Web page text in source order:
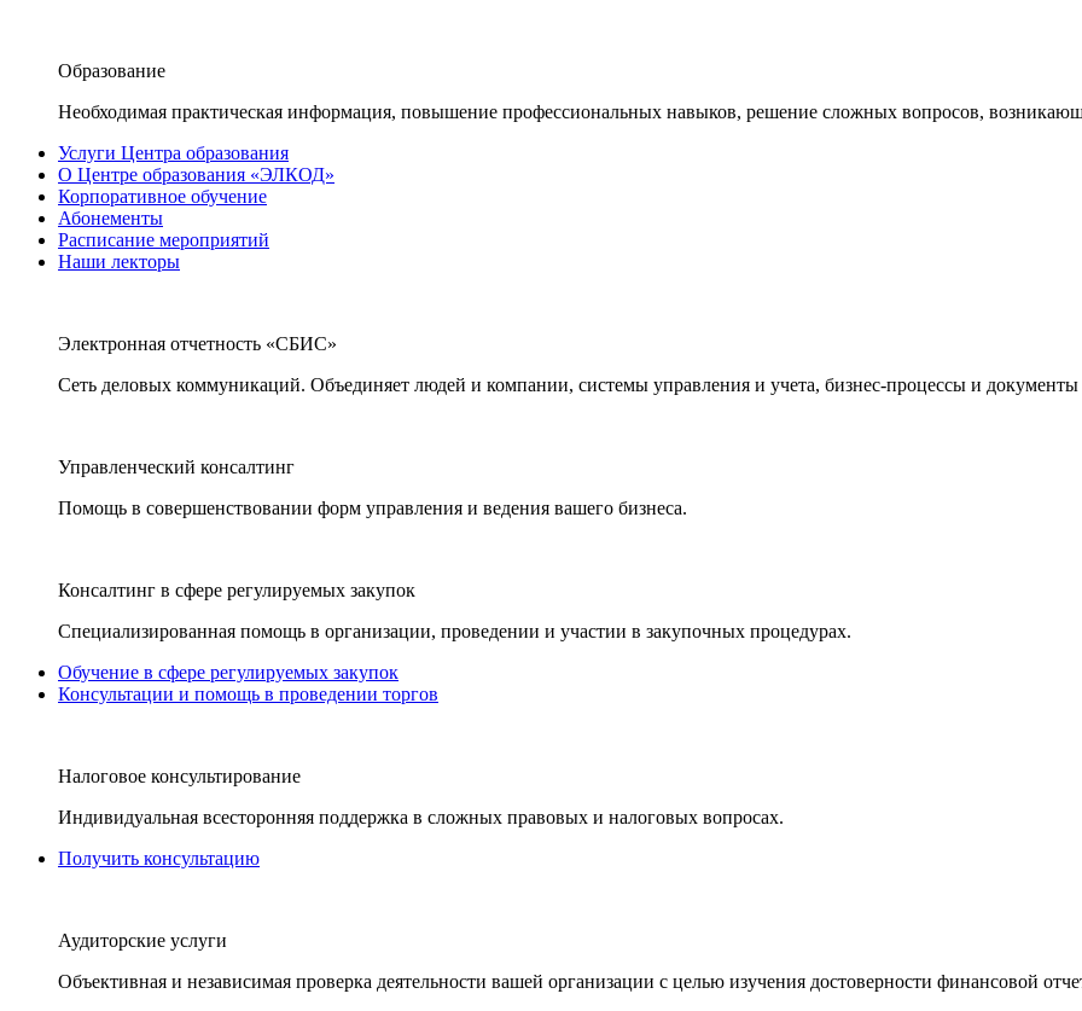
Образование
Необходимая практическая информация, повышение профессиональных навыков, решение сложных вопросов,
Услуги Центра образования
О Центре образования «ЭЛКОД»
Корпоративное обучение
Абонементы
Расписание мероприятий
Наши лекторы
Электронная отчетность «СБИС»
Сеть деловых коммуникаций. Объединяет людей и компании, системы управления и учета, бизнес-процессы и документы
Управленческий консалтинг
Помощь в совершенствовании форм управления и ведения вашего бизнеса.
Консалтинг в сфере регулируемых закупок
Специализированная помощь в организации, проведении и участии в закупочных процедурах.
Обучение в сфере регулируемых закупок
Консультации и помощь в проведении торгов
Налоговое консультирование
Индивидуальная всесторонняя поддержка в сложных правовых и налоговых вопросах.
Получить консультацию
Аудиторские услуги
Объективная и независимая проверка деятельности вашей организации с целью изучения достоверности финансовой